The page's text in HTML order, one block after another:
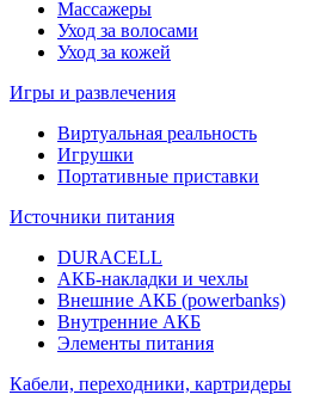
Массажеры
Уход за волосами
Уход за кожей
Игры и развлечения
Виртуальная реальность
Игрушки
Портативные приставки
Источники питания
DURACELL
АКБ-накладки и чехлы
Внешние АКБ (powerbanks)
Внутренние АКБ
Элементы питания
Кабели, переходники, картридеры